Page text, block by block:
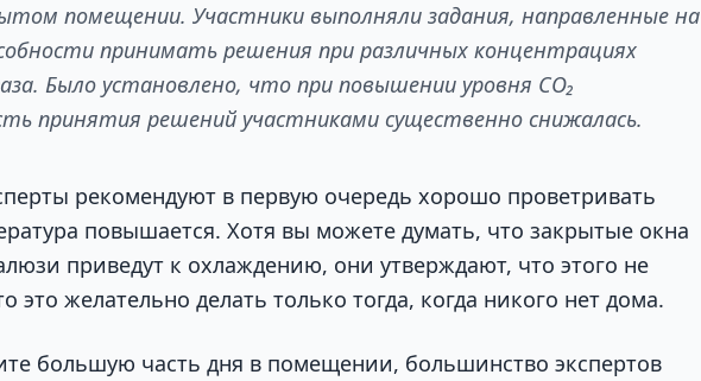
помещении. Участники выполняли задания, направленные на
принимать решения при различных концентрациях
Было установлено, что при повышении уровня CO₂
принятия решений участниками существенно снижалась.
рекомендуют в первую очередь хорошо проветривать
повышается. Хотя вы можете думать, что закрытые окна
приведут к охлаждению, они утверждают, что этого не
это желательно делать только тогда, когда никого нет дома.
большую часть дня в помещении, большинство экспертов